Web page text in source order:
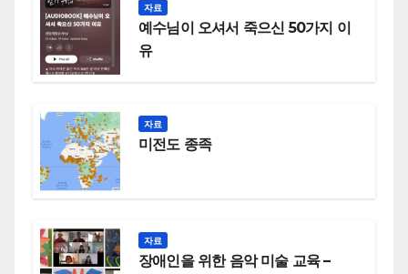
자료
예수님이 오셔서 죽으신 50가지 이
유
자료
미전도 종족
자료
장애인을 위한 음악 미술 교육 –